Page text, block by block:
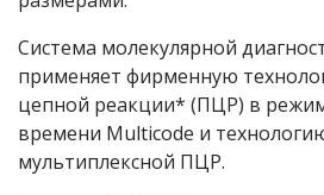
Система молекулярной
применяет фирменную
цепной реакции* (ПЦР) в
времени Multicode и
мультиплексной ПЦР.